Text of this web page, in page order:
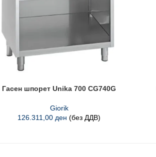
Гасен шпорет Unika 700 CG740G
Giorik
126.311,00 ден (без ДДВ)